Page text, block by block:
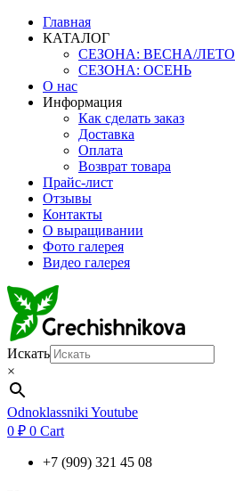
Главная
КАТАЛОГ
СЕЗОНА: ВЕСНА/ЛЕТО
СЕЗОНА: ОСЕНЬ
О нас
Информация
Как сделать заказ
Доставка
Оплата
Возврат товара
Прайс-лист
Отзывы
Контакты
О выращивании
Фото галерея
Видео галерея
Искать
×
Odnoklassniki Youtube
0 ₽ 0 Cart
+7 (909) 321 45 08